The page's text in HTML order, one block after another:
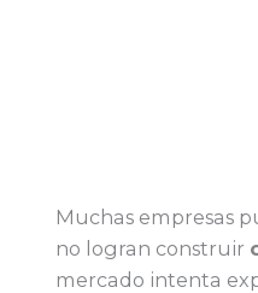
Muchas empresas
no logran construir
mercado intenta